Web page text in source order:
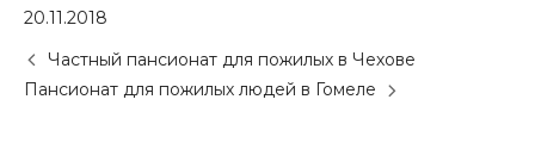
20.11.2018
Частный пансионат для пожилых в Чехове
Пансионат для пожилых людей в Гомеле